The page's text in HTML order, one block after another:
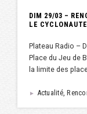
DIM 29/03 –
LE CYCLONAUTE
Plateau Radio –
Place du Jeu de
la limite des
► Actualité,